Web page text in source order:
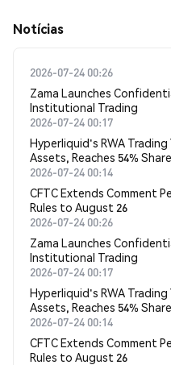
​​Notícias​​
2026-07-24 00:26
Zama Launches
Institutional Trading
2026-07-24 00:17
Hyperliquid's RWA
Assets, Reaches 54% Share
2026-07-24 00:14
CFTC Extends Comment
Rules to August 26
2026-07-24 00:26
Zama Launches
Institutional Trading
2026-07-24 00:17
Hyperliquid's RWA
Assets, Reaches 54% Share
2026-07-24 00:14
CFTC Extends Comment
Rules to August 26